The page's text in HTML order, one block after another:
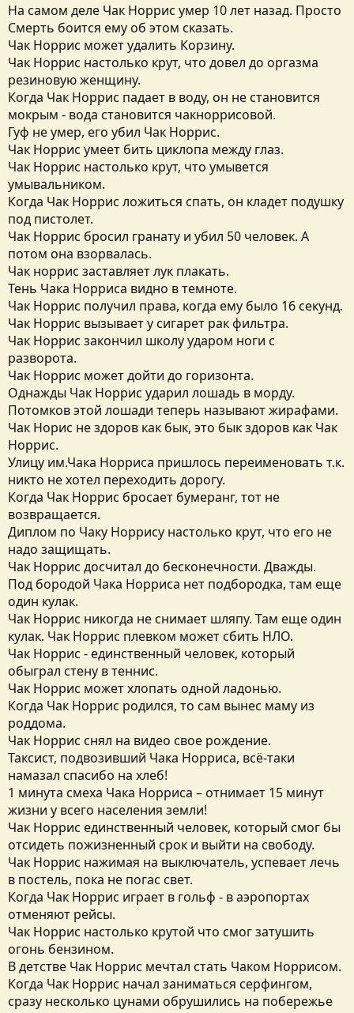
На самом деле Чак Норрис умер 10 лет назад. Просто
Смерть боится ему об этом сказать.
Чак Норрис может удалить Корзину.
Чак Норрис настолько крут, что довел до оргазма
резиновую женщину.
Когда Чак Норрис падает в воду, он не становится
мокрым - вода становится чакноррисовой.
Гуф не умер, его убил Чак Норрис.
Чак Норрис умеет бить циклопа между глаз.
Чак Норрис настолько крут, что умывется
умывальником.
Когда Чак Норрис ложиться спать, он кладет подушку
под пистолет.
Чак Норрис бросил гранату и убил 50 человек. А
потом она взорвалась.
Чак норрис заставляет лук плакать.
Тень Чака Норриса видно в темноте.
Чак Норрис получил права, когда ему было 16 секунд.
Чак Норрис вызывает у сигарет рак фильтра.
Чак Норрис закончил школу ударом ноги с
разворота.
Чак Норрис может дойти до горизонта.
Однажды Чак Норрис ударил лошадь в морду.
Потомков этой лошади теперь называют жирафами.
Чак Норис не здоров как бык, это бык здоров как Чак
Норрис.
Улицу им.Чака Норриса пришлось переименовать т.к.
никто не хотел переходить дорогу.
Когда Чак Норрис бросает бумеранг, тот не
возвращается.
Диплом по Чаку Норрису настолько крут, что его не
надо защищать.
Чак Норрис досчитал до бесконечности. Дважды.
Под бородой Чака Норриса нет подбородка, там еще
один кулак.
Чак Норрис никогда не снимает шляпу. Там еще один
кулак. Чак Норрис плевком может сбить НЛО.
Чак Норрис - единственный человек, который
обыграл стену в теннис.
Чак Норрис может хлопать одной ладонью.
Когда Чак Норрис родился, то сам вынес маму из
роддома.
Чак Норрис снял на видео свое рождение.
Таксист, подвозивший Чака Норриса, всё-таки
намазал спасибо на хлеб!
1 минута смеха Чака Норриса – отнимает 15 минут
жизни у всего населения земли!
Чак Норрис единственный человек, который смог бы
отсидеть пожизненный срок и выйти на свободу.
Чак Норрис нажимая на выключатель, успевает лечь
в постель, пока не погас свет.
Когда Чак Норрис играет в гольф - в аэропортах
отменяют рейсы.
Чак Норрис настолько крутой что смог затушить
огонь бензином.
В детстве Чак Норрис мечтал стать Чаком Норрисом.
Когда Чак Норрис начал заниматься серфингом,
сразу несколько цунами обрушились на побережье